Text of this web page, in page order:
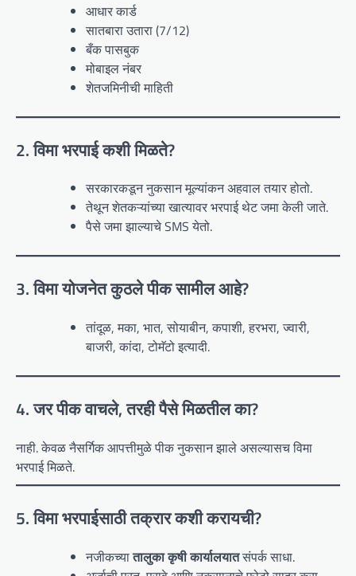
आधार कार्ड
सातबारा उतारा (7/12)
बँक पासबुक
मोबाइल नंबर
शेतजमिनीची माहिती
2. विमा भरपाई कशी मिळते?
सरकारकडून नुकसान मूल्यांकन अहवाल तयार होतो.
तेथून शेतकऱ्यांच्या खात्यावर भरपाई थेट जमा केली जाते.
पैसे जमा झाल्याचे SMS येतो.
3. विमा योजनेत कुठले पीक सामील आहे?
तांदूळ, मका, भात, सोयाबीन, कपाशी, हरभरा, ज्वारी,
बाजरी, कांदा, टोमॅटो इत्यादी.
4. जर पीक वाचले, तरही पैसे मिळतील का?
नाही. केवळ नैसर्गिक आपत्तीमुळे पीक नुकसान झाले असल्यासच विमा
भरपाई मिळते.
5. विमा भरपाईसाठी तक्रार कशी करायची?
नजीकच्यातालुका कृषी कार्यालयातसंपर्क साधा.